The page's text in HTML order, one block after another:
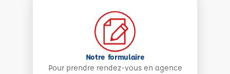
Notre formulaire
Pour prendre rendez-vous en agence